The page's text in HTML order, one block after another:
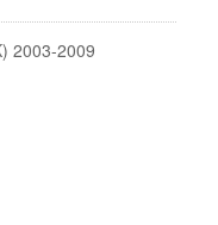
2003-2009